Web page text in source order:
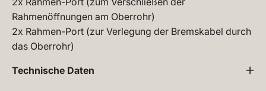
Rahmenöffnungen am Oberrohr)
2x Rahmen-Port (zur Verlegung der Bremskabel durch
das Oberrohr)
Technische Daten